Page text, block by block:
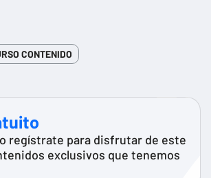
CONTENIDO
regístrate para disfrutar de este
exclusivos que tenemos